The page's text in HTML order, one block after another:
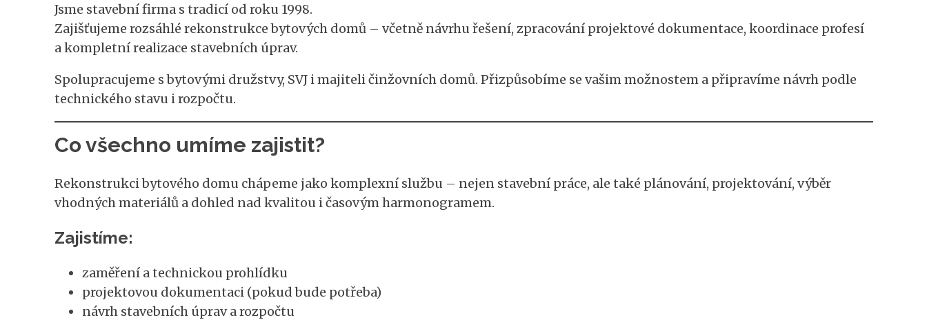
Jsme stavební firma s tradicí od roku 1998.
Zajišťujeme rozsáhlé rekonstrukce bytových domů – včetně návrhu řešení, zpracování projektové dokumentace, koordinace profesí
a kompletní realizace stavebních úprav.
Spolupracujeme s bytovými družstvy, SVJ i majiteli činžovních domů. Přizpůsobíme se vašim možnostem a připravíme návrh podle
technického stavu i rozpočtu.
Co všechno umíme zajistit?
Rekonstrukci bytového domu chápeme jako komplexní službu – nejen stavební práce, ale také plánování, projektování, výběr
vhodných materiálů a dohled nad kvalitou i časovým harmonogramem.
Zajistíme:
zaměření a technickou prohlídku
projektovou dokumentaci (pokud bude potřeba)
návrh stavebních úprav a rozpočtu